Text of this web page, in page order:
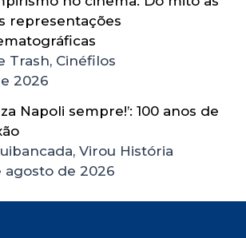
representações
Trash, Cinéfilos
2026
Napoli sempre!’: 100 anos de
Virou História
agosto de 2026